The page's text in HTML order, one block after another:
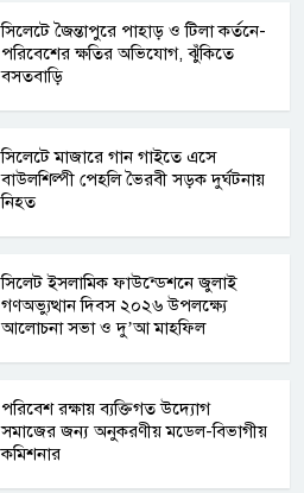
সিলেটে জৈন্তাপুরে পাহাড় ও টিলা কর্তনে-
পরিবেশের ক্ষতির অভিযোগ, ঝুঁকিতে
বসতবাড়ি
সিলেটে মাজারে গান গাইতে এসে
বাউলশিল্পী পেহলি ভৈরবী সড়ক দুর্ঘটনায়
নিহত
সিলেট ইসলামিক ফাউন্ডেশনে জুলাই
গণঅভ্যুত্থান দিবস ২০২৬ উপলক্ষ্যে
আলোচনা সভা ও দু’আ মাহফিল
পরিবেশ রক্ষায় ব্যক্তিগত উদ্যোগ
সমাজের জন্য অনুকরণীয় মডেল-বিভাগীয়
কমিশনার